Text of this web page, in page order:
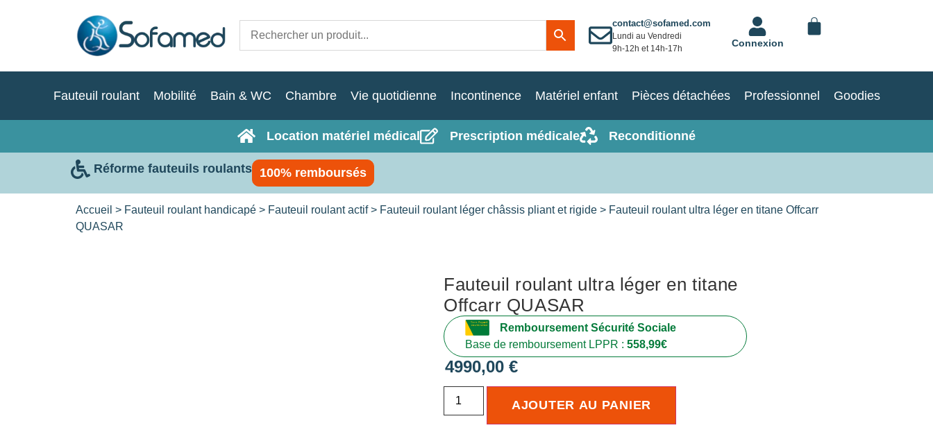
contact@sofamed.com
Lundi au Vendredi
9h-12h et 14h-17h
Connexion
Fauteuil roulant Mobilité Bain & WC Chambre Vie quotidienne Incontinence Matériel enfant Pièces détachées Professionnel Goodies
Location matériel médical Prescription médicale Reconditionné
Réforme fauteuils roulants 100% remboursés
Accueil > Fauteuil roulant handicapé > Fauteuil roulant actif> Fauteuil roulant léger châssis pliant et rigide > Fauteuil roulant ultra léger en titane Offcarr
QUASAR
Fauteuil roulant ultra léger en titane
Offcarr QUASAR
Remboursement Sécurité Sociale
Base de remboursement LPPR : 558,99€
4990,00 €
AJOUTER AU PANIER